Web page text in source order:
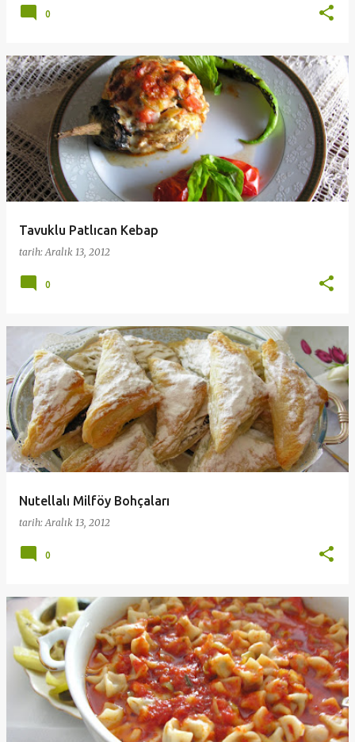
0
Tavuklu Patlıcan Kebap
tarih:Aralık 13, 2012
0
Nutellalı Milföy Bohçaları
tarih:Aralık 13, 2012
0